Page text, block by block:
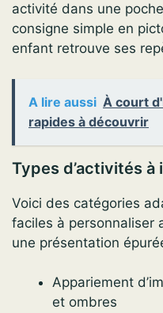
activité dans une
consigne simple en
enfant retrouve ses
A lire aussi À court
rapides à découvrir
Types d’activités à
Voici des catégories
faciles à personnaliser
une présentation
Appariement
et ombres